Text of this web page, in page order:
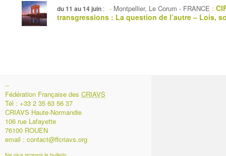
du 11 au 14 juin : - Montpellier, Le Corum - FRANCE :
transgressions : La question de l’autre – Lois,
--
Fédération Française des CRIAVS
Tél : +33 2 35 63 56 37
CRIAVS Haute-Normandie
106 rue Lafayette
76100 ROUEN
email : contact@ffcriavs.org